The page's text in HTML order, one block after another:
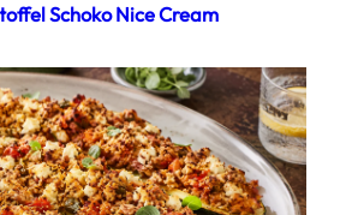
Schoko Nice Cream